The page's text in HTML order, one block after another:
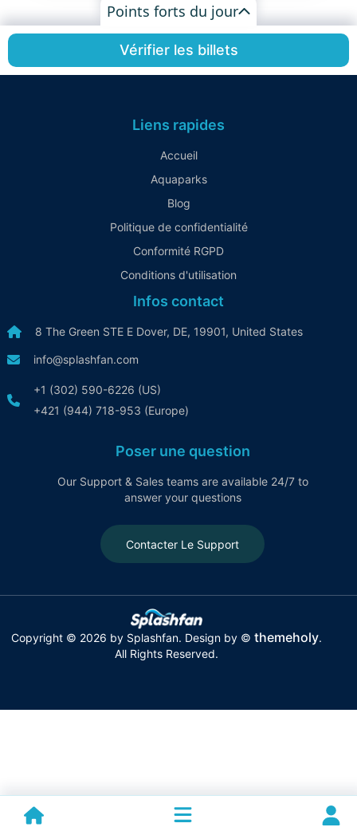
Points forts du jour
Vérifier les billets
Liens rapides
Accueil
Aquaparks
Blog
Politique de confidentialité
Conformité RGPD
Conditions d'utilisation
Infos contact
8 The Green STE E Dover, DE, 19901, United States
info@splashfan.com
+1 (302) 590-6226 (US)
+421 (944) 718-953 (Europe)
Poser une question
Our Support & Sales teams are available 24/7 to
answer your questions
Contacter Le Support
Copyright © 2026 by Splashfan. Design by © themeholy.
All Rights Reserved.